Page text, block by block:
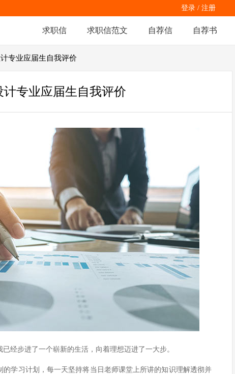
登录 / 注册
求职信 求职信范文 自荐信 自荐书
专业应届生自我评价
计专业应届生自我评价
步进了一个崭新的生活，向着理想迈进了一大步。
学习计划，每一天坚持将当日老师课堂上所讲的知识理解透彻并